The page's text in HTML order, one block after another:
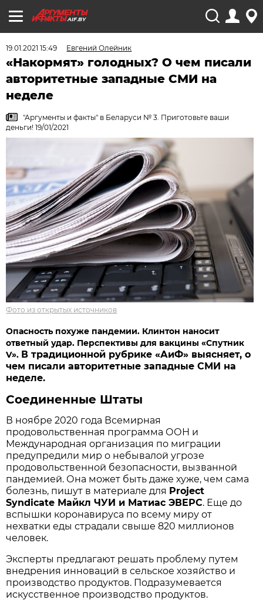
AIF.BY
19.01.2021 15:49 Евгений Олейник
«Накормят» голодных? О чем писали
авторитетные западные СМИ на
неделе
"Аргументы и факты" в Беларуси № 3. Приготовьте ваши
деньги! 19/01/2021
Фото из открытых источников
Опасность похуже пандемии. Клинтон наносит
ответный удар. Перспективы для вакцины «Спутник
V». В традиционной рубрике «АиФ» выясняет, о
чем писали авторитетные западные СМИ на
неделе.
Соединенные Штаты
В ноябре 2020 года Всемирная
продовольственная программа ООН и
Международная организация по миграции
предупредили мир о небывалой угрозе
продовольственной безопасности, вызванной
пандемией. Она может быть даже хуже, чем сама
болезнь, пишут в материале для Project
Syndicate Майкл ЧУИ и Матиас ЭВЕРС. Еще до
вспышки коронавируса по всему миру от
нехватки еды страдали свыше 820 миллионов
человек.
Эксперты предлагают решать проблему путем
внедрения инноваций в сельское хозяйство и
производство продуктов. Подразумевается
искусственное производство продуктов.